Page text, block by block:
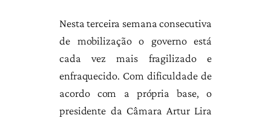
Nesta terceira semana consecutiva
de mobilização o governo está
cada vez mais fragilizado e
enfraquecido. Com dificuldade de
acordo com a própria base, o
presidente da Câmara Artur Lira